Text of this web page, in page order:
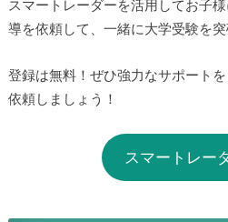
スマートレーダーを活用してお子
導を依頼して、一緒に大学受験を突
登録は無料！ぜひ強力なサポート
依頼しましょう！
スマートレー